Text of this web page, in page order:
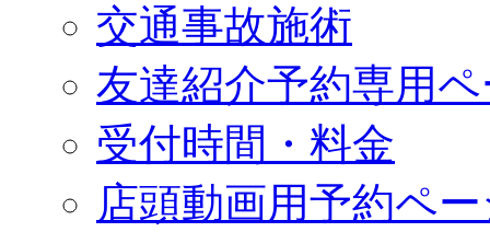
交通事故施術
友達紹介予約専用
受付時間・料金
店頭動画用予約ペ